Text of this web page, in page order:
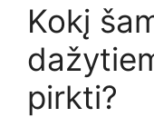
Kokį
pirkti?